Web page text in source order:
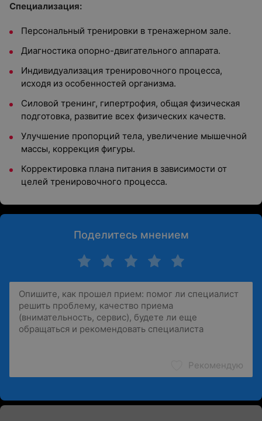
Специализация:
Персональный тренировки в тренажерном зале.
Диагностика опорно-двигательного аппарата.
Индивидуализация тренировочного процесса,
исходя из особенностей организма.
Силовой тренинг, гипертрофия, общая физическая
подготовка, развитие всех физических качеств.
Улучшение пропорций тела, увеличение мышечной
массы, коррекция фигуры.
Корректировка плана питания в зависимости от
целей тренировочного процесса.
Поделитесь мнением
Рекомендую